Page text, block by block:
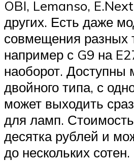
OBI, Lemanso,
других. Есть даже
совмещения разных
например с G9 на
наоборот. Доступны
двойного типа, с
может выходить
для ламп.
десятка рублей и
до нескольких сотен.